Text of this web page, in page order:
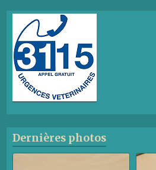
Dernières photos